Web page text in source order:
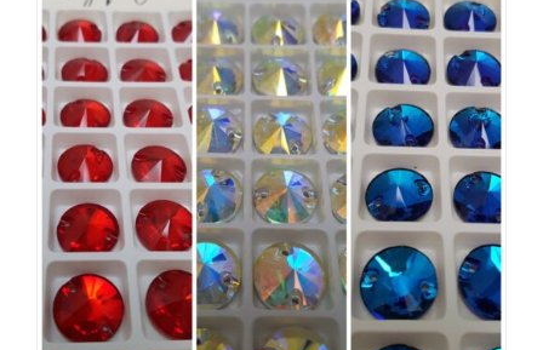
plusieurs
variations.
Les
options
peuvent
être
choisies
sur
la
page